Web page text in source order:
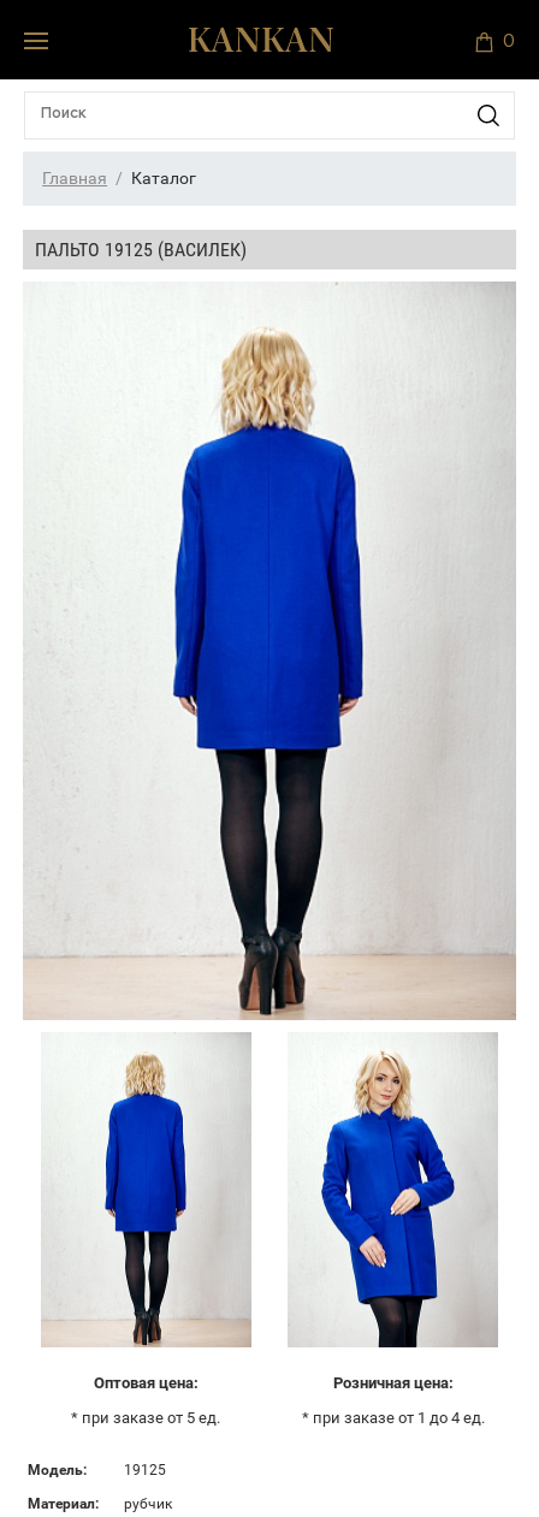
0
Главная Каталог
ПАЛЬТО 19125 (ВАСИЛЕК)
Оптовая цена:
* при заказе от 5 ед.
Розничная цена:
* при заказе от 1 до 4 ед.
Модель:
19125
Материал:
рубчик